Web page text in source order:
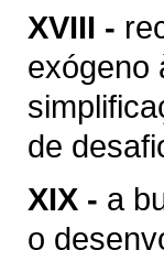
XVIII -
exógeno
de
XIX - a
o